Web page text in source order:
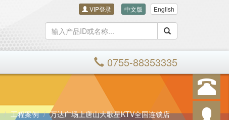
VIP登录 中文版 English
搜索
0755-88353335
工程案例 万达广场上唐山大歌星KTV全国连锁店